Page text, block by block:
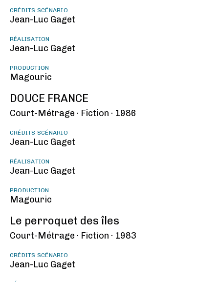
CRÉDITS SCÉNARIO
Jean-Luc Gaget
RÉALISATION
Jean-Luc Gaget
PRODUCTION
Magouric
DOUCE FRANCE
Court-Métrage · Fiction · 1986
CRÉDITS SCÉNARIO
Jean-Luc Gaget
RÉALISATION
Jean-Luc Gaget
PRODUCTION
Magouric
Le perroquet des îles
Court-Métrage · Fiction · 1983
CRÉDITS SCÉNARIO
Jean-Luc Gaget